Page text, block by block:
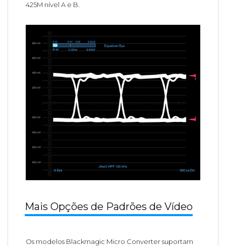
425M nível A e B.
Mais Opções de Padrões de Vídeo
Os modelos Blackmagic Micro Converter suportam